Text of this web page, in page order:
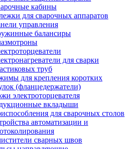
кабины
для сварочных аппаратов
управления
балансиры
для сварки
труб
для крепления коротких
(фланцедержатели)
электроторцевателя
вкладыши
для сварочных столов
автоматизации и
сварных швов